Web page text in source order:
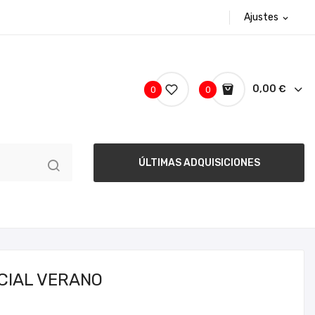
Ajustes expand_more
0 0,00 €
0
ÚLTIMAS ADQUISICIONES
VERANO